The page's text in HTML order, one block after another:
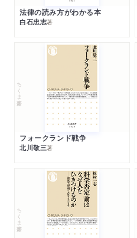
法律の読み方がわかる本
白石忠志著
ちくま新書
フォークランド戦争
北川敬三著
ちくま新書